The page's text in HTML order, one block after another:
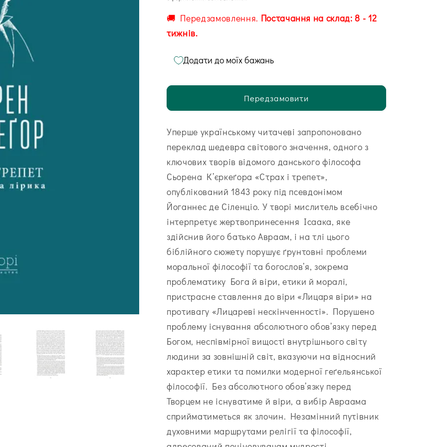
🚚 Передзамовлення. Постачання на склад: 8 - 12
тижнів.
Додати до моїх бажань
Передзамовити
Уперше українському читачеві запропоновано
переклад шедевра світового значення, одного з
ключових творів відомого данського філософа
Сьорена К’єркеґора «Страх і трепет»,
опублікований 1843 року під псевдонімом
Йоганнес де Сіленціо. У творі мислитель всебічно
інтерпретує жертвопринесення Ісаака, яке
здійснив його батько Авраам, і на тлі цього
біблійного сюжету порушує ґрунтовні проблеми
моральної філософії та богослов’я, зокрема
проблематику Бога й віри, етики й моралі,
пристрасне ставлення до віри «Лицаря віри» на
противагу «Лицареві нескінченності». Порушено
проблему існування абсолютного обов’язку перед
Богом, неспівмірної вищості внутрішнього світу
людини за зовнішній світ, вказуючи на відносний
характер етики та помилки модерної геґельянської
філософії. Без абсолютного обов’язку перед
Творцем не існуватиме й віри, а вибір Авраама
сприйматиметься як злочин. Незамінний путівник
духовними маршрутами релігії та філософії,